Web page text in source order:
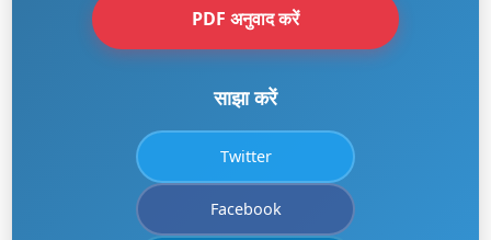
PDF अनुवाद करें
साझा करें
Twitter
Facebook